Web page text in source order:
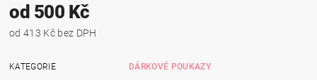
od 500 Kč
od 413 Kč bez DPH
KATEGORIE DÁRKOVÉ POUKAZY